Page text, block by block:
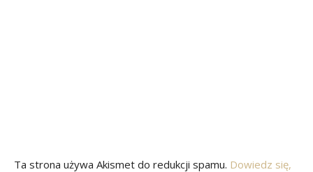
Ta strona używa Akismet do redukcji spamu. Dowiedz się,